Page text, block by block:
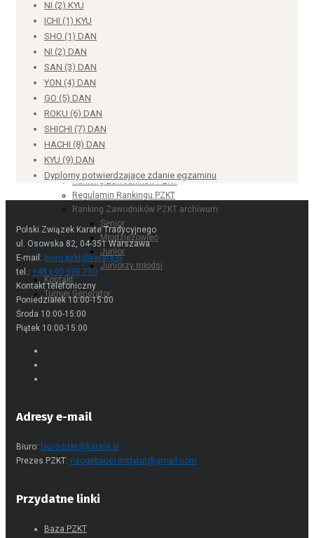
Puchar Europy
Puchar Świata
Puchar Świata w Karate Tradycyjnym
Polska Liga Karate Tradycyjnego
Sportdata archiwum
Ranking PZKT
Ranking Zawodników PZKT
Regulamin Rankingu PZKT
Ranking Zawodników PZKT archiwum
Senior
Młodzieżowiec
Junior
Juniorzy młodsi
Kontakt
Turniej Generator
SAN (3) KYU
NI (2) KYU
ICHI (1) KYU
SHO (1) DAN
NI (2) DAN
SAN (3) DAN
YON (4) DAN
GO (5) DAN
ROKU (6) DAN
SHICHI (7) DAN
HACHI (8) DAN
KYU (9) DAN
Dyplomy potwierdzające zdanie egzaminu
Polski Związek Karate Tradycyjnego
ul. Osowska 82, 04-351 Warszawa
E-mail:biuro.pzkt@karate.pl
tel.:+48 690 598 700
Kontakt telefoniczny
Poniedziałek 10:00-15:00
Środa 10:00-15:00
Biuro:biuro.pzkt@karate.pl